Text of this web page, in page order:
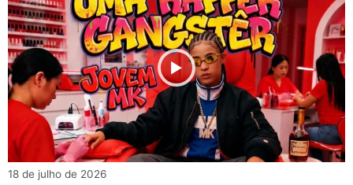
18 de julho de 2026